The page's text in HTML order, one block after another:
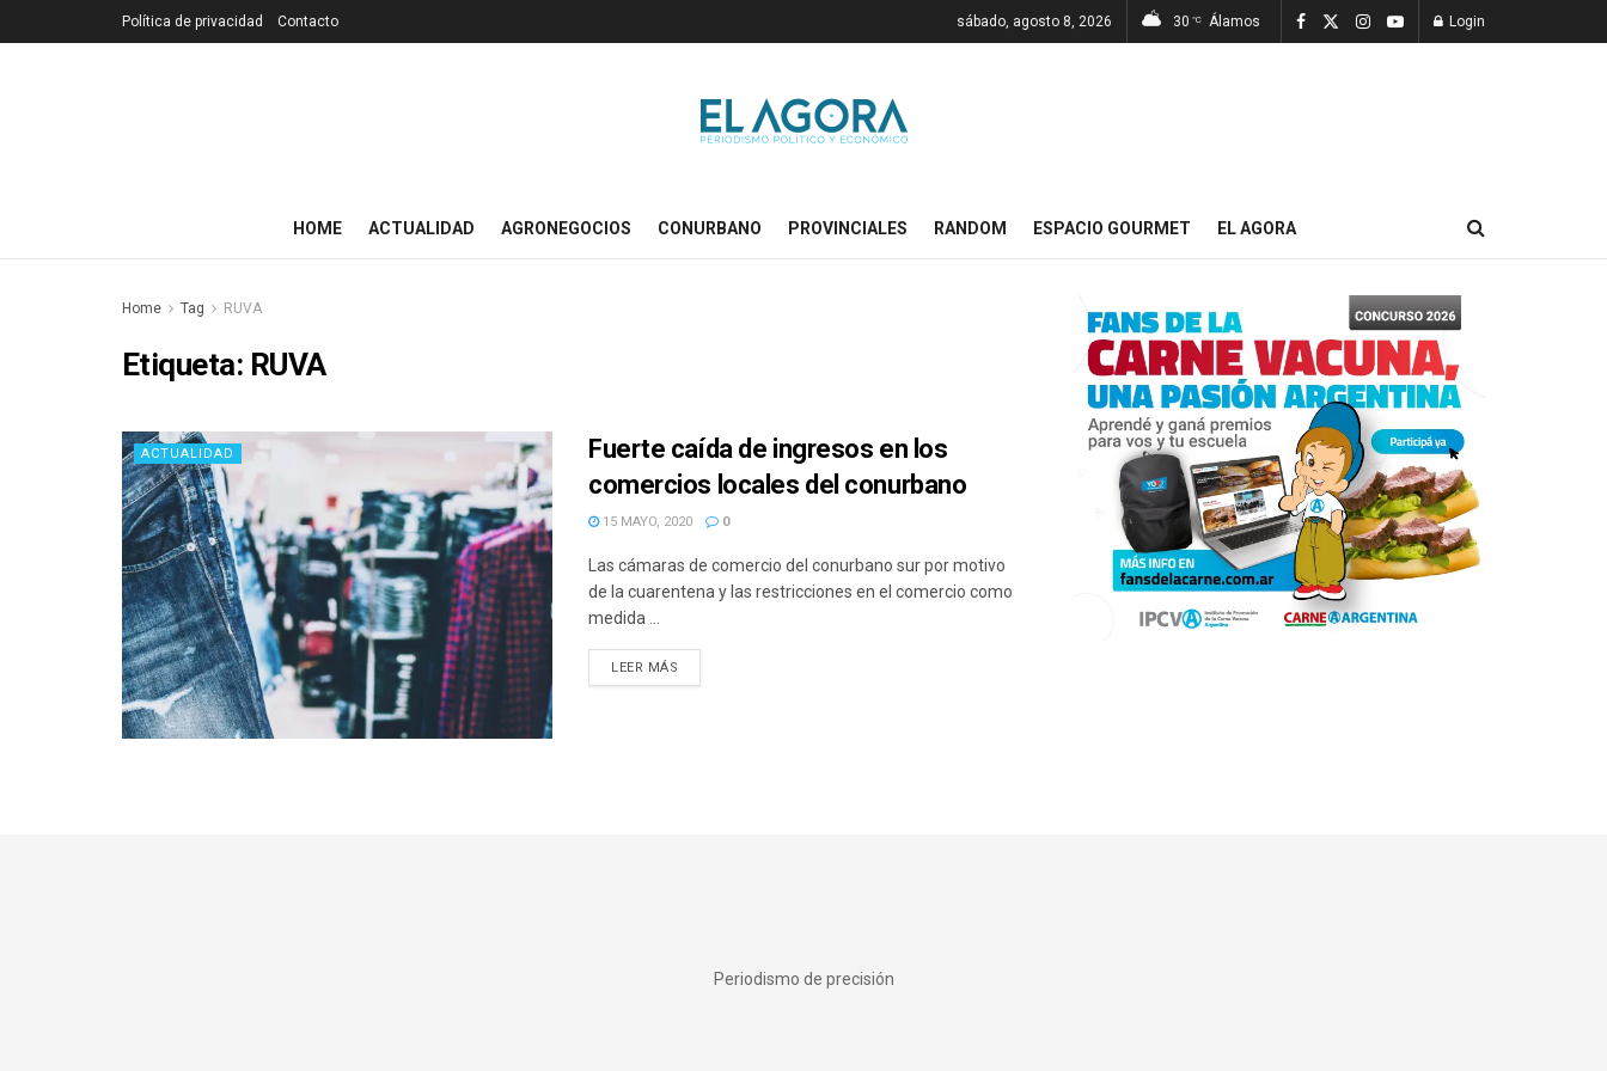
Política de privacidad Contacto sábado, agosto 8, 2026 30 °C Álamos Login
HOME ACTUALIDAD AGRONEGOCIOS CONURBANO PROVINCIALES RANDOM ESPACIO GOURMET EL AGORA
Home Tag RUVA
Etiqueta: RUVA
ACTUALIDAD
Fuerte caída de ingresos en los
comercios locales del conurbano
15 MAYO, 2020 0
Las cámaras de comercio del conurbano sur por motivo
de la cuarentena y las restricciones en el comercio como
medida ...
LEER MÁS
Periodismo de precisión